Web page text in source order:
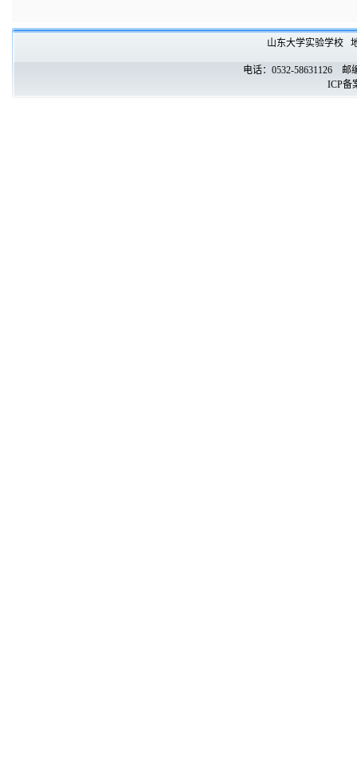
山东大学实验学校
电话：0532-58631126
ICP备